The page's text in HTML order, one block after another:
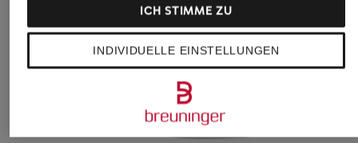
INDIVIDUELLE EINSTELLUNGEN
ICH STIMME ZU